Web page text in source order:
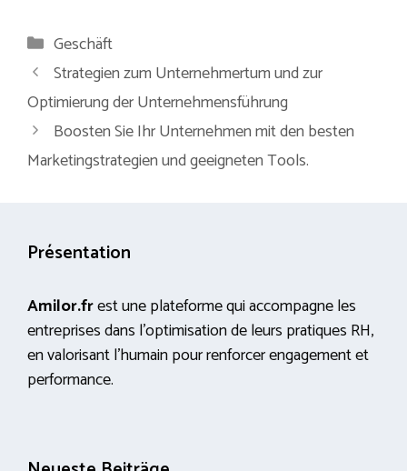
Kategorien
Geschäft
Strategien zum Unternehmertum und zur
Optimierung der Unternehmensführung
Boosten Sie Ihr Unternehmen mit den besten
Marketingstrategien und geeigneten Tools.
Présentation
Amilor.frest une plateforme qui accompagne les
entreprises dans l’optimisation de leurs pratiques RH,
en valorisant l’humain pour renforcer engagement et
performance.